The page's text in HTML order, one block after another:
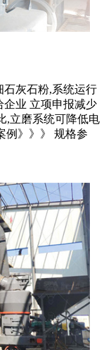
石灰石粉,系统运行
企业 立项申报减少
,立磨系统可降低电
例》》》 规格参